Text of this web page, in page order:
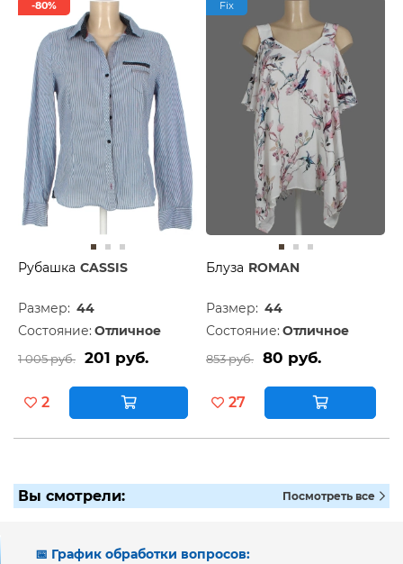
-80%
Рубашка CASSIS
Размер: 44
Состояние: Отличное
1 005 руб. 201 руб.
2
Fix
Блуза ROMAN
Размер: 44
Состояние: Отличное
853 руб. 80 руб.
27
Вы смотрели: Посмотреть все
📅 График обработки вопросов: